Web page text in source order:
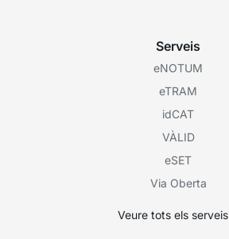
Serveis
eNOTUM
eTRAM
idCAT
VÀLID
eSET
Via Oberta
Veure tots els serveis